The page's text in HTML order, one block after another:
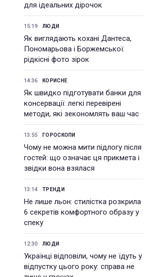
для ідеальних дірочок
15:19 ЛЮДИ
Як виглядають кохані Дантеса,
Пономарьова і Боржемської:
рідкісні фото зірок
14:36 КОРИСНЕ
Як швидко підготувати банки для
консервації: легкі перевірені
методи, які зекономлять ваш час
13:55 ГОРОСКОПИ
Чому не можна мити підлогу після
гостей: що означає ця прикмета і
звідки вона взялася
13:14 ТРЕНДИ
Не лише льон: стилістка розкрила
6 секретів комфортного образу у
спеку
12:30 ЛЮДИ
Українці відповіли, чому не їдуть у
відпустку цього року: справа не